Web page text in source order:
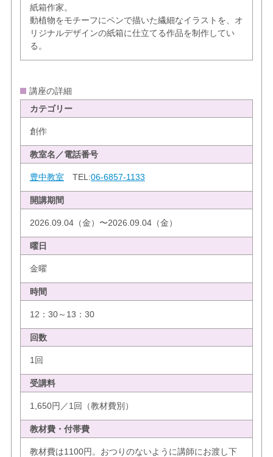
紙箱作家。
動植物をモチーフにペンで描いた繊細なイラストを、オ
リジナルデザインの紙箱に仕立てる作品を制作してい
る。
講座の詳細
カテゴリー
創作
教室名／電話番号
豊中教室 TEL:06-6857-1133
開講期間
2026.09.04（金）〜2026.09.04（金）
曜日
金曜
時間
12：30～13：30
回数
1回
受講料
1,650円／1回（教材費別）
教材費・付帯費
教材費は1100円。おつりのないように講師にお渡し下